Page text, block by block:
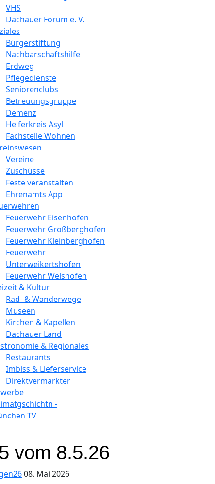
VHS
Dachauer Forum e. V.
Bürgerstiftung
Nachbarschaftshilfe
Erdweg
Pflegedienste
Seniorenclubs
Betreuungsgruppe
Demenz
Helferkreis Asyl
Fachstelle Wohnen
Vereine
Zuschüsse
Feste veranstalten
Ehrenamts App
Feuerwehr Eisenhofen
Feuerwehr Großberghofen
Feuerwehr Kleinberghofen
Feuerwehr
Unterweikertshofen
Feuerwehr Welshofen
& Kultur
Rad- & Wanderwege
Museen
Kirchen & Kapellen
Dachauer Land
& Regionales
Restaurants
Imbiss & Lieferservice
Direktvermarkter
-
TV
vom 8.5.26
08. Mai 2026